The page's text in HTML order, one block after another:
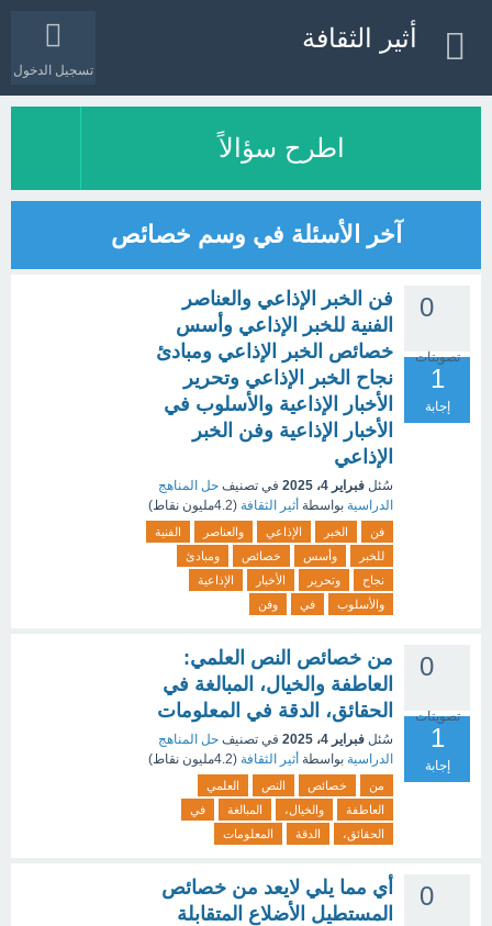
تسجيل الدخول
أثير الثقافة
اطرح سؤالاً
آخر الأسئلة في وسم خصائص
0
تصويتات
1
إجابة
فن الخبر الإذاعي والعناصر
الفنية للخبر الإذاعي وأسس
خصائص الخبر الإذاعي ومبادئ
نجاح الخبر الإذاعي وتحرير
الأخبار الإذاعية والأسلوب في
الأخبار الإذاعية وفن الخبر
الإذاعي
سُئل فبراير 4، 2025 في تصنيف حل المناهج
الدراسية بواسطة أثير الثقافة (4.2مليون نقاط)
فن الخبر الإذاعي والعناصر
الفنية
للخبر
وأسس خصائص
ومبادئ
نجاح
وتحرير الأخبار
الإذاعية
والأسلوب
في وفن
0
تصويتات
1
إجابة
من خصائص النص العلمي:
العاطفة والخيال، المبالغة في
الحقائق، الدقة في المعلومات
سُئل فبراير 4، 2025 في تصنيف حل المناهج
الدراسية بواسطة أثير الثقافة (4.2مليون نقاط)
من خصائص النص
العلمي
العاطفة
والخيال، المبالغة
في
الحقائق،
الدقة المعلومات
0
أي مما يلي لايعد من خصائص
المستطيل الأضلاع المتقابلة